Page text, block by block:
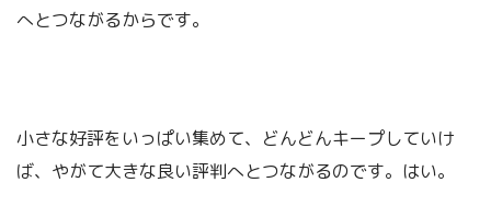
へとつながるからです。
小さな好評をいっぱい集めて、どんどんキープしていけ
ば、やがて大きな良い評判へとつながるのです。はい。